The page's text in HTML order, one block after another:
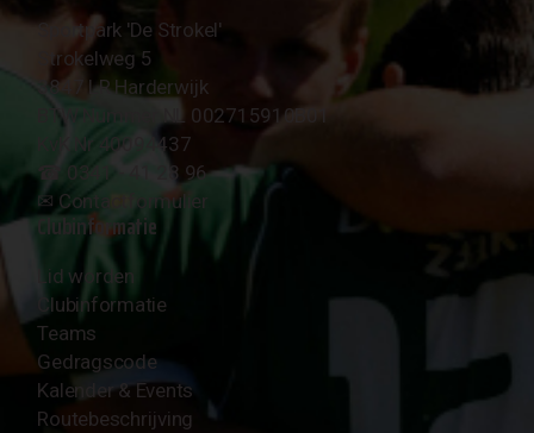
Sportpark 'De Strokel'
Strokelweg 5
3847 LR Harderwijk
BTW Nummer NL 002715910B01
KvK Nr 40094437
☎︎ 0341 - 41 28 96
✉︎ Contactformulier
Clubinformatie
Lid worden
Clubinformatie
Teams
Gedragscode
Kalender & Events
Routebeschrijving